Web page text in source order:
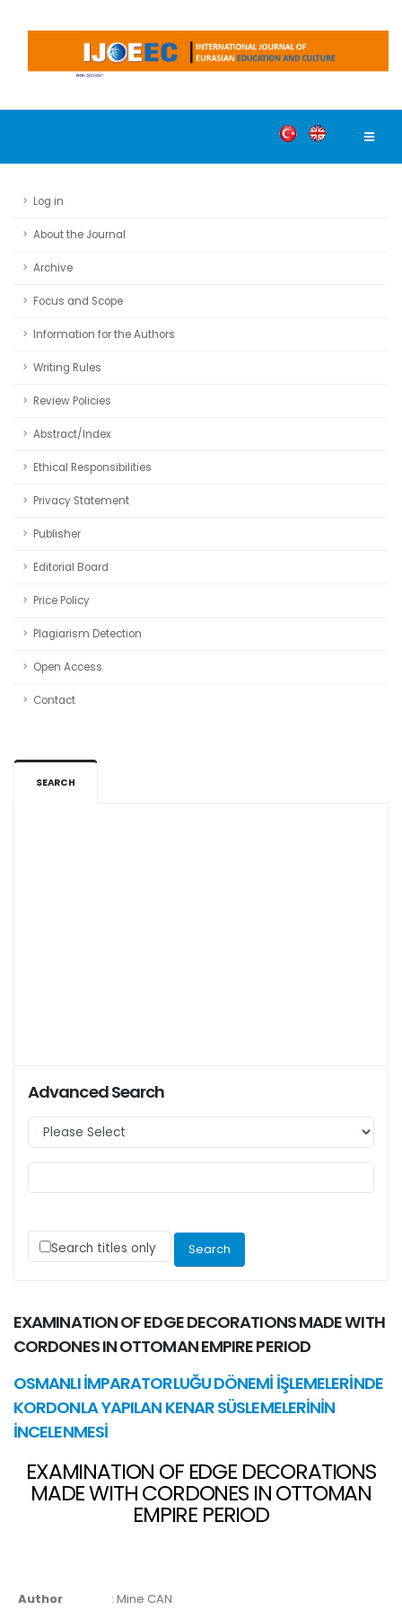
Log in
About the Journal
Archive
Focus and Scope
Information for the Authors
Writing Rules
Review Policies
Abstract/Index
Ethical Responsibilities
Privacy Statement
Publisher
Editorial Board
Price Policy
Plagiarism Detection
Open Access
Contact
SEARCH
Advanced Search
Search titles only
EXAMINATION OF EDGE DECORATIONS MADE WITH
CORDONES IN OTTOMAN EMPIRE PERIOD
OSMANLI İMPARATORLUĞU DÖNEMİ İŞLEMELERİNDE
KORDONLA YAPILAN KENAR SÜSLEMELERİNİN
İNCELENMESİ
EXAMINATION OF EDGE DECORATIONS
MADE WITH CORDONES IN OTTOMAN
EMPIRE PERIOD
Author : Mine CAN